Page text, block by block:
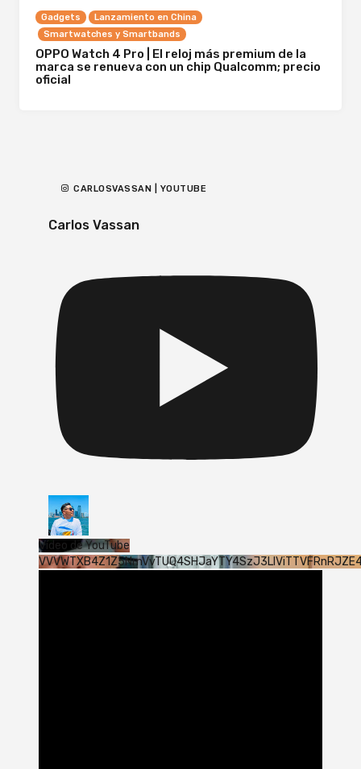
Gadgets
Lanzamiento en China
Smartwatches y Smartbands
OPPO Watch 4 Pro | El reloj más premium de la
marca se renueva con un chip Qualcomm; precio
oficial
CARLOSVASSAN | YOUTUBE
Carlos Vassan
Vídeo de YouTube